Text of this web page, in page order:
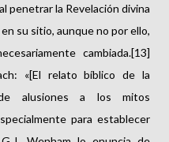
penetrar la Revelación divina
su sitio, aunque no por ello,
cambiada.[13]
«[El relato bíblico de la
alusiones a los mitos
para establecer